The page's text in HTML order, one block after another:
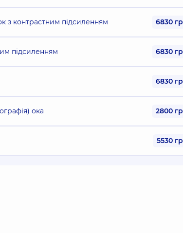
з контрастним підсиленням 6830
підсиленням 6830
6830
ока 2800
5530